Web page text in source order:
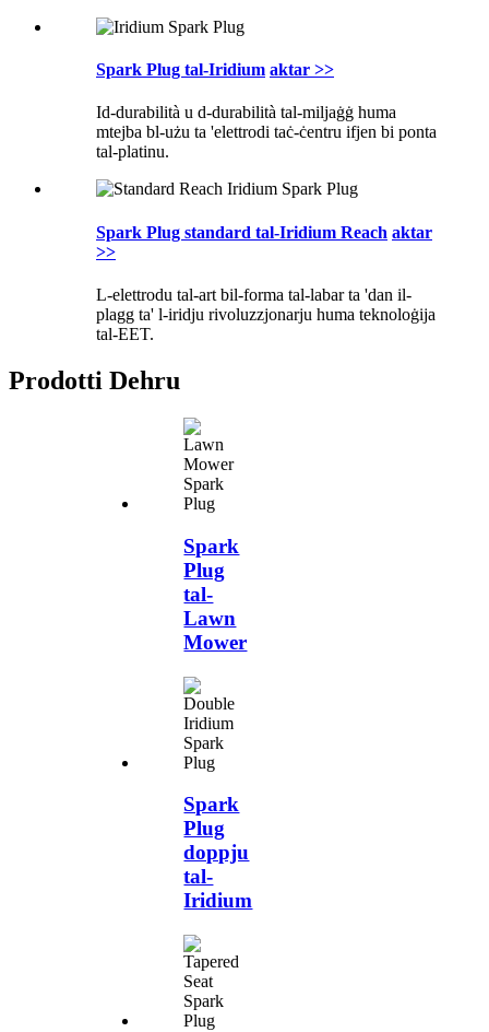
Spark Plug tal-Iridium aktar >>
Id-durabilità u d-durabilità tal-miljaġġ huma
mtejba bl-użu ta 'elettrodi taċ-ċentru ifjen bi ponta
tal-platinu.
Spark Plug standard tal-Iridium Reach aktar
>>
L-elettrodu tal-art bil-forma tal-labar ta 'dan il-
plagg ta' l-iridju rivoluzzjonarju huma teknoloġija
tal-EET.
Prodotti Dehru
Spark
Plug
tal-
Lawn
Mower
Spark
Plug
doppju
tal-
Iridium